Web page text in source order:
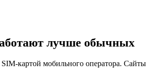
лучше обычных
картой мобильного оператора. Сайты